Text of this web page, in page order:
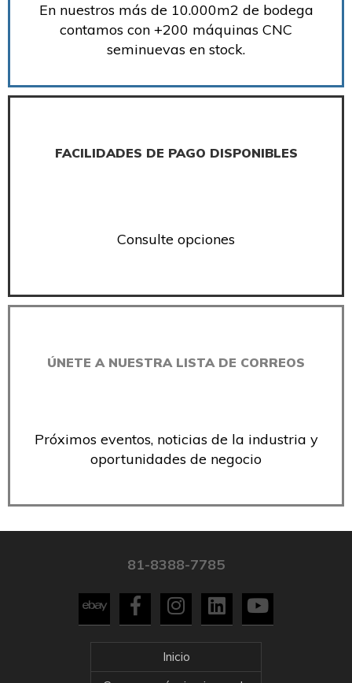
En nuestros más de 10.000m2 de bodega
contamos con +200 máquinas CNC
seminuevas en stock.
FACILIDADES DE PAGO DISPONIBLES
Consulte opciones
ÚNETE A NUESTRA LISTA DE CORREOS
Próximos eventos, noticias de la industria y
oportunidades de negocio
81-8388-7785
Inicio